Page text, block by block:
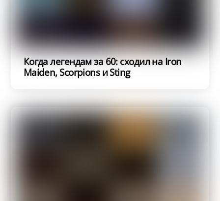
Когда легендам за 60: сходил на Iron
Maiden, Scorpions и Sting